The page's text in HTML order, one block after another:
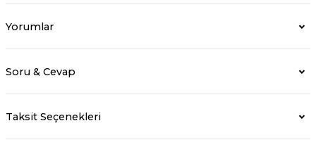
Yorumlar
Soru & Cevap
Taksit Seçenekleri